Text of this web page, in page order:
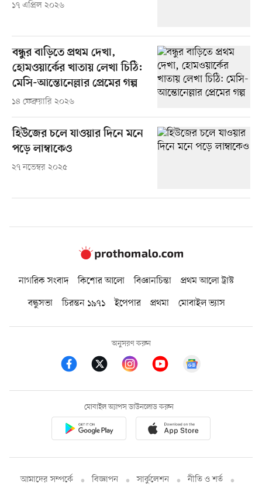
১৭ এপ্রিল ২০২৬
বন্ধুর বাড়িতে প্রথম দেখা,
হোমওয়ার্কের খাতায় লেখা চিঠি:
মেসি-আন্তোনেল্লার প্রেমের গল্প
১৪ ফেব্রুয়ারি ২০২৬
হিউজের চলে যাওয়ার দিনে মনে
পড়ে লাম্বাকেও
২৭ নভেম্বর ২০২৫
নাগরিক সংবাদ কিশোর আলো বিজ্ঞানচিন্তা
প্রথম আলো ট্রাস্ট
বন্ধুসভা
চিরন্তন ১৯৭১ ইপেপার প্রথমা মোবাইল ভ্যাস
অনুসরণ করুন
মোবাইল অ্যাপস ডাউনলোড করুন
আমাদের সম্পর্কে বিজ্ঞাপন সার্কুলেশন নীতি ও শর্ত